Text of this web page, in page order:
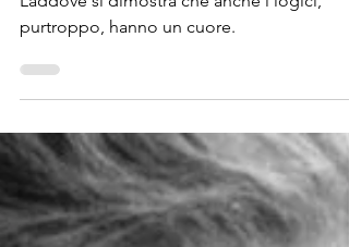
mercato
purtroppo, hanno un cuore.